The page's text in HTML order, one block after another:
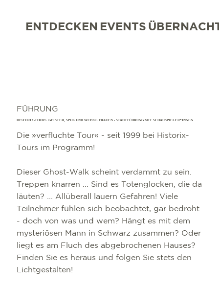
ENTDECKEN EVENTS
FÜHRUNG
HISTORIX-TOURS: GEISTER, SPUK UND WEISSE FRAUEN - STADTFÜHRUNG MIT SCHAUSPIELER*INNEN
Die »verfluchte Tour« - seit 1999 bei Historix-
Tours im Programm!
Dieser Ghost-Walk scheint verdammt zu sein.
Treppen knarren ... Sind es Totenglocken, die da
läuten? ... Allüberall lauern Gefahren! Viele
Teilnehmer fühlen sich beobachtet, gar bedroht
- doch von was und wem? Hängt es mit dem
mysteriösen Mann in Schwarz zusammen? Oder
liegt es am Fluch des abgebrochenen Hauses?
Finden Sie es heraus und folgen Sie stets den
Lichtgestalten!